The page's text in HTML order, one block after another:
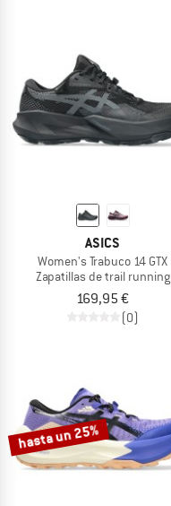
ASICS
Women's Trabuco 14 GTX
Zapatillas de trail running
169,95 €
(0)
hasta un 25%